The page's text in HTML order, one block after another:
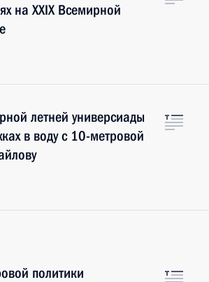
на XXIX Всемирной
летней универсиады
в воду с 10-метровой
политики